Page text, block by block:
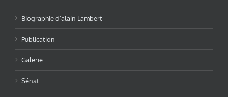
Biographie d’alain Lambert
Publication
Galerie
Sénat